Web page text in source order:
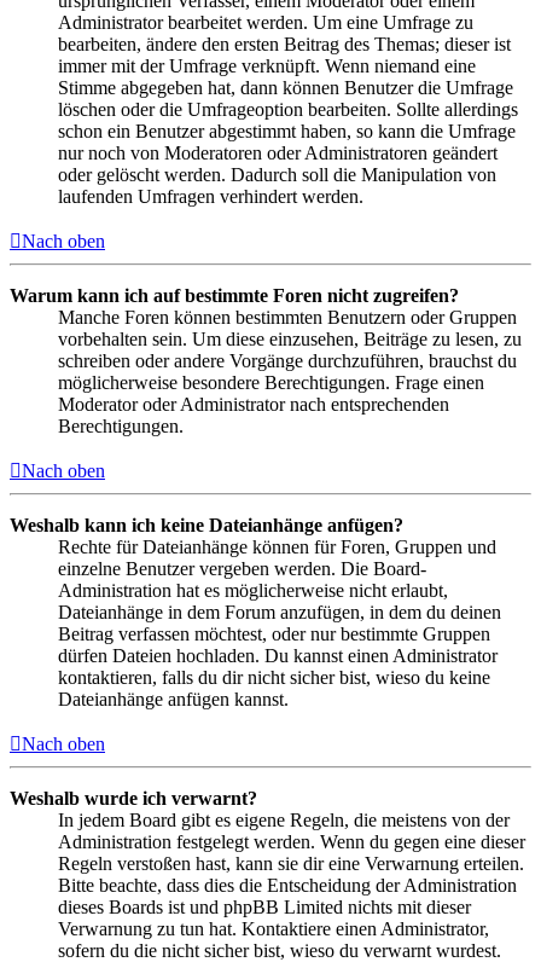
Administrator bearbeitet werden. Um eine Umfrage zu
bearbeiten, ändere den ersten Beitrag des Themas; dieser ist
immer mit der Umfrage verknüpft. Wenn niemand eine
Stimme abgegeben hat, dann können Benutzer die Umfrage
löschen oder die Umfrageoption bearbeiten. Sollte allerdings
schon ein Benutzer abgestimmt haben, so kann die Umfrage
nur noch von Moderatoren oder Administratoren geändert
oder gelöscht werden. Dadurch soll die Manipulation von
laufenden Umfragen verhindert werden.
Nach oben
Warum kann ich auf bestimmte Foren nicht zugreifen?
Manche Foren können bestimmten Benutzern oder Gruppen
vorbehalten sein. Um diese einzusehen, Beiträge zu lesen, zu
schreiben oder andere Vorgänge durchzuführen, brauchst du
möglicherweise besondere Berechtigungen. Frage einen
Moderator oder Administrator nach entsprechenden
Berechtigungen.
Nach oben
Weshalb kann ich keine Dateianhänge anfügen?
Rechte für Dateianhänge können für Foren, Gruppen und
einzelne Benutzer vergeben werden. Die Board-
Administration hat es möglicherweise nicht erlaubt,
Dateianhänge in dem Forum anzufügen, in dem du deinen
Beitrag verfassen möchtest, oder nur bestimmte Gruppen
dürfen Dateien hochladen. Du kannst einen Administrator
kontaktieren, falls du dir nicht sicher bist, wieso du keine
Dateianhänge anfügen kannst.
Nach oben
Weshalb wurde ich verwarnt?
In jedem Board gibt es eigene Regeln, die meistens von der
Administration festgelegt werden. Wenn du gegen eine dieser
Regeln verstoßen hast, kann sie dir eine Verwarnung erteilen.
Bitte beachte, dass dies die Entscheidung der Administration
dieses Boards ist und phpBB Limited nichts mit dieser
Verwarnung zu tun hat. Kontaktiere einen Administrator,
sofern du die nicht sicher bist, wieso du verwarnt wurdest.